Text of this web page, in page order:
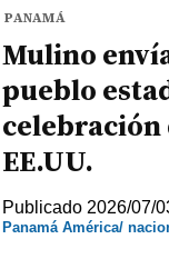
PANAMÁ
Mulino
pueblo
celebración
EE.UU.
Publicado 2026/07/
Panamá América/